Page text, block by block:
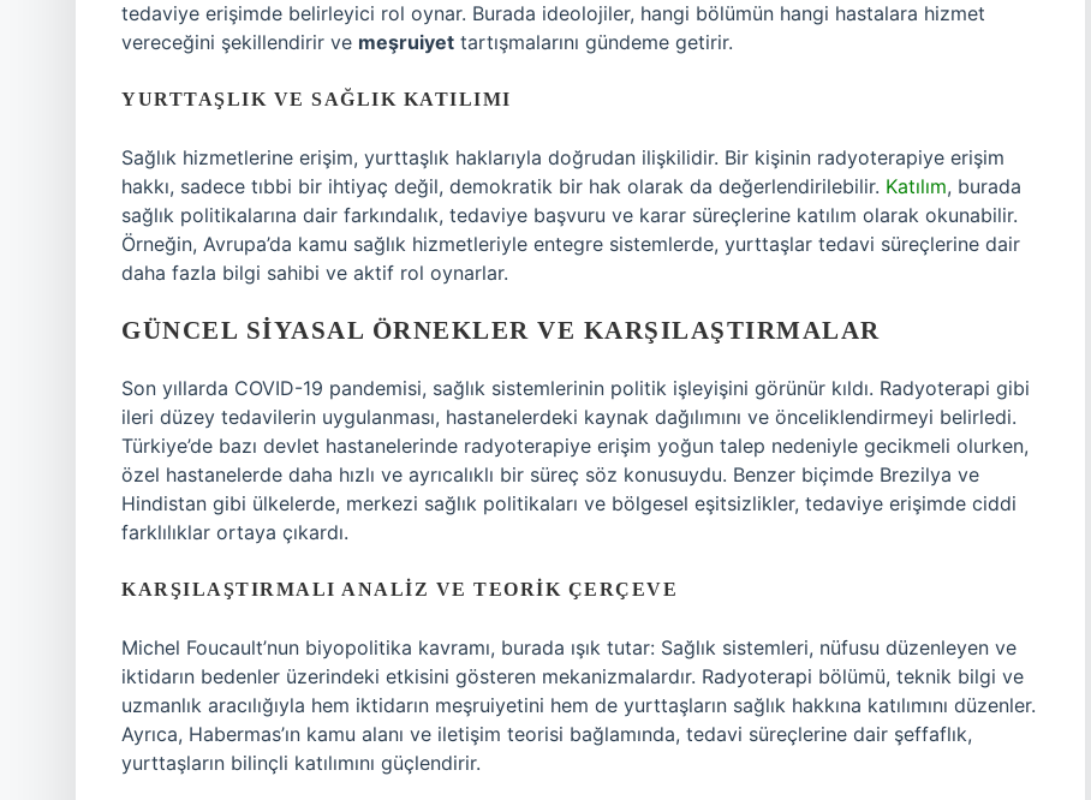
tedaviye erişimde belirleyici rol oynar. Burada ideolojiler, hangi bölümün hangi hastalara hizmet
vereceğini şekillendirir ve meşruiyet tartışmalarını gündeme getirir.
YURTTAŞLIK VE SAĞLIK KATILIMI
Sağlık hizmetlerine erişim, yurttaşlık haklarıyla doğrudan ilişkilidir. Bir kişinin radyoterapiye erişim
hakkı, sadece tıbbi bir ihtiyaç değil, demokratik bir hak olarak da değerlendirilebilir. Katılım, burada
sağlık politikalarına dair farkındalık, tedaviye başvuru ve karar süreçlerine katılım olarak okunabilir.
Örneğin, Avrupa’da kamu sağlık hizmetleriyle entegre sistemlerde, yurttaşlar tedavi süreçlerine dair
daha fazla bilgi sahibi ve aktif rol oynarlar.
GÜNCEL SIYASAL ÖRNEKLER VE KARŞILAŞTIRMALAR
Son yıllarda COVID-19 pandemisi, sağlık sistemlerinin politik işleyişini görünür kıldı. Radyoterapi gibi
ileri düzey tedavilerin uygulanması, hastanelerdeki kaynak dağılımını ve önceliklendirmeyi belirledi.
Türkiye’de bazı devlet hastanelerinde radyoterapiye erişim yoğun talep nedeniyle gecikmeli olurken,
özel hastanelerde daha hızlı ve ayrıcalıklı bir süreç söz konusuydu. Benzer biçimde Brezilya ve
Hindistan gibi ülkelerde, merkezi sağlık politikaları ve bölgesel eşitsizlikler, tedaviye erişimde ciddi
farklılıklar ortaya çıkardı.
KARŞILAŞTIRMALI ANALIZ VE TEORIK ÇERÇEVE
Michel Foucault’nun biyopolitika kavramı, burada ışık tutar: Sağlık sistemleri, nüfusu düzenleyen ve
iktidarın bedenler üzerindeki etkisini gösteren mekanizmalardır. Radyoterapi bölümü, teknik bilgi ve
uzmanlık aracılığıyla hem iktidarın meşruiyetini hem de yurttaşların sağlık hakkına katılımını düzenler.
Ayrıca, Habermas’ın kamu alanı ve iletişim teorisi bağlamında, tedavi süreçlerine dair şeffaflık,
yurttaşların bilinçli katılımını güçlendirir.